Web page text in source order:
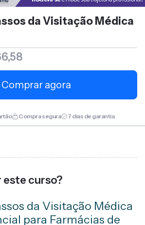
este curso?
da Visitação Médica
para Farmácias de
da Visitação Médica
Comprar agora
Compra segura 7 dias de garantia